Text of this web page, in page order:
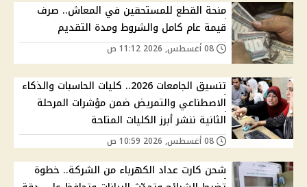
منحة القطع للمستحقين في المعاش.. صرف
قيمة عام كامل والشروط ومدة التقديم
تنسيق الجامعات 2026.. كليات الحاسبات والذكاء
الاصطناعي والتمريض ضمن مؤشرات المرحلة
الثانية ننشر أبرز الكليات المتاحة
شحن كارت عداد الكهرباء من الشركة.. خطوة